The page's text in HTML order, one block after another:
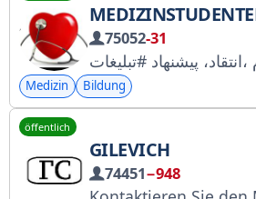
75052-31
Medizin Bildung
öffentlich
GILEVICH
74451−948